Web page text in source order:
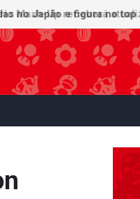
Mash-Up receberá